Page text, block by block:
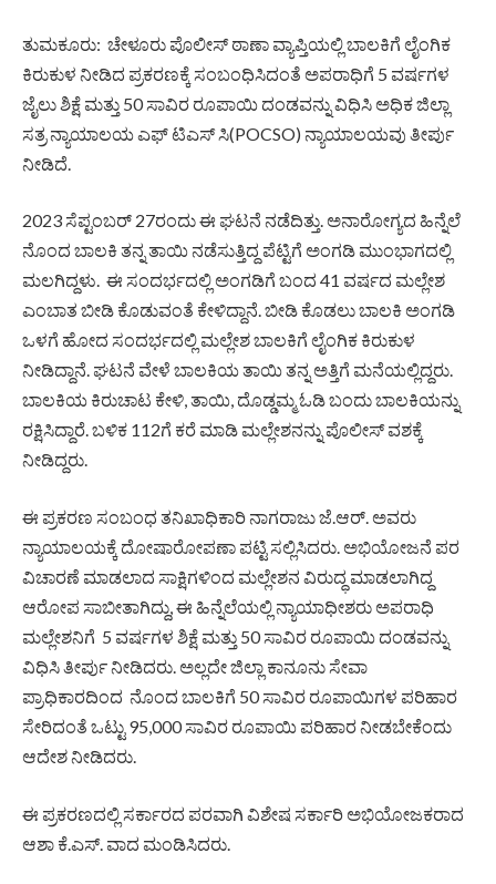
ತುಮಕೂರು: ಚೇಳೂರು ಪೊಲೀಸ್ ಠಾಣಾ ವ್ಯಾಪ್ತಿಯಲ್ಲಿ ಬಾಲಕಿಗೆ ಲೈಂಗಿಕ
ಕಿರುಕುಳ ನೀಡಿದ ಪ್ರಕರಣಕ್ಕೆ ಸಂಬಂಧಿಸಿದಂತೆ ಅಪರಾಧಿಗೆ 5 ವರ್ಷಗಳ
ಜೈಲು ಶಿಕ್ಷೆ ಮತ್ತು 50 ಸಾವಿರ ರೂಪಾಯಿ ದಂಡವನ್ನು ವಿಧಿಸಿ ಅಧಿಕ ಜಿಲ್ಲಾ
ಸತ್ರ ನ್ಯಾಯಾಲಯ ಎಫ್ ಟಿಎಸ್ ಸಿ(POCSO) ನ್ಯಾಯಾಲಯವು ತೀರ್ಪು
ನೀಡಿದೆ.
2023 ಸೆಪ್ಟಂಬರ್ 27ರಂದು ಈ ಘಟನೆ ನಡೆದಿತ್ತು. ಅನಾರೋಗ್ಯದ ಹಿನ್ನೆಲೆ
ನೊಂದ ಬಾಲಕಿ ತನ್ನ ತಾಯಿ ನಡೆಸುತ್ತಿದ್ದ ಪೆಟ್ಟಿಗೆ ಅಂಗಡಿ ಮುಂಭಾಗದಲ್ಲಿ
ಮಲಗಿದ್ದಳು. ಈ ಸಂದರ್ಭದಲ್ಲಿ ಅಂಗಡಿಗೆ ಬಂದ 41 ವರ್ಷದ ಮಲ್ಲೇಶ
ಎಂಬಾತ ಬೀಡಿ ಕೊಡುವಂತೆ ಕೇಳಿದ್ದಾನೆ. ಬೀಡಿ ಕೊಡಲು ಬಾಲಕಿ ಅಂಗಡಿ
ಒಳಗೆ ಹೋದ ಸಂದರ್ಭದಲ್ಲಿ ಮಲ್ಲೇಶ ಬಾಲಕಿಗೆ ಲೈಂಗಿಕ ಕಿರುಕುಳ
ನೀಡಿದ್ದಾನೆ. ಘಟನೆ ವೇಳೆ ಬಾಲಕಿಯ ತಾಯಿ ತನ್ನ ಅತ್ತಿಗೆ ಮನೆಯಲ್ಲಿದ್ದರು.
ಬಾಲಕಿಯ ಕಿರುಚಾಟ ಕೇಳಿ, ತಾಯಿ, ದೊಡ್ಡಮ್ಮ ಓಡಿ ಬಂದು ಬಾಲಕಿಯನ್ನು
ರಕ್ಷಿಸಿದ್ದಾರೆ. ಬಳಿಕ 112ಗೆ ಕರೆ ಮಾಡಿ ಮಲ್ಲೇಶನನ್ನು ಪೊಲೀಸ್ ವಶಕ್ಕೆ
ನೀಡಿದ್ದರು.
ಈ ಪ್ರಕರಣ ಸಂಬಂಧ ತನಿಖಾಧಿಕಾರಿ ನಾಗರಾಜು ಜೆ.ಆರ್. ಅವರು
ನ್ಯಾಯಾಲಯಕ್ಕೆ ದೋಷಾರೋಪಣಾ ಪಟ್ಟಿ ಸಲ್ಲಿಸಿದರು. ಅಭಿಯೋಜನೆ ಪರ
ವಿಚಾರಣೆ ಮಾಡಲಾದ ಸಾಕ್ಷಿಗಳಿಂದ ಮಲ್ಲೇಶನ ವಿರುದ್ಧ ಮಾಡಲಾಗಿದ್ದ
ಆರೋಪ ಸಾಬೀತಾಗಿದ್ದು, ಈ ಹಿನ್ನೆಲೆಯಲ್ಲಿ ನ್ಯಾಯಾಧೀಶರು ಅಪರಾಧಿ
ಮಲ್ಲೇಶನಿಗೆ 5 ವರ್ಷಗಳ ಶಿಕ್ಷೆ ಮತ್ತು 50 ಸಾವಿರ ರೂಪಾಯಿ ದಂಡವನ್ನು
ವಿಧಿಸಿ ತೀರ್ಪು ನೀಡಿದರು. ಅಲ್ಲದೇ ಜಿಲ್ಲಾ ಕಾನೂನು ಸೇವಾ
ಪ್ರಾಧಿಕಾರದಿಂದ ನೊಂದ ಬಾಲಕಿಗೆ 50 ಸಾವಿರ ರೂಪಾಯಿಗಳ ಪರಿಹಾರ
ಸೇರಿದಂತೆ ಒಟ್ಟು 95,000 ಸಾವಿರ ರೂಪಾಯಿ ಪರಿಹಾರ ನೀಡಬೇಕೆಂದು
ಆದೇಶ ನೀಡಿದರು.
ಈ ಪ್ರಕರಣದಲ್ಲಿ ಸರ್ಕಾರದ ಪರವಾಗಿ ವಿಶೇಷ ಸರ್ಕಾರಿ ಅಭಿಯೋಜಕರಾದ
ಆಶಾ ಕೆ.ಎಸ್. ವಾದ ಮಂಡಿಸಿದರು.